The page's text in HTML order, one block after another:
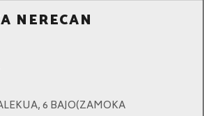
NERECAN
6 BAJO(ZAMOKA